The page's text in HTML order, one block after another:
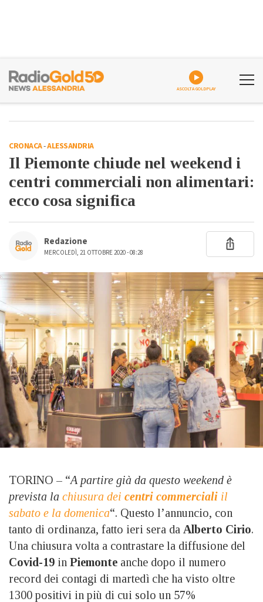
ASCOLTA GOLDPLAY
CRONACA-ALESSANDRIA
Il Piemonte chiude nel weekend i
centri commerciali non alimentari:
ecco cosa significa
Redazione
MERCOLEDÌ, 21 OTTOBRE 2020 - 08:28
TORINO – “A partire già da questo weekend è
prevista la chiusura dei centri commerciali il
sabato e la domenica“. Questo l’annuncio, con
tanto di ordinanza, fatto ieri sera da Alberto Cirio.
Una chiusura volta a contrastare la diffusione del
Covid-19 in Piemonte anche dopo il numero
record dei contagi di martedì che ha visto oltre
1300 positivi in più di cui solo un 57%